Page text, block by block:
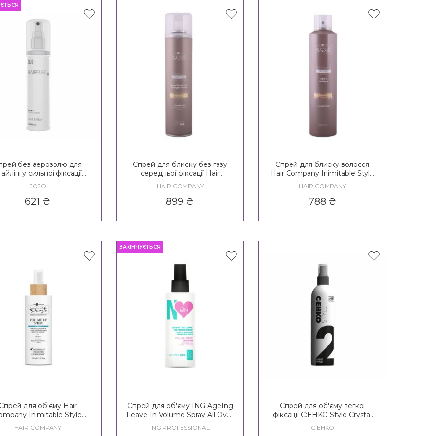
без аерозолю для
сильної фіксації
3*
JOJO
621 ₴
Спрей для блиску без газу
середньої фіксації Hair
Illuminating Medium Spray No
Gas 2*
HAIR COMPANY
899 ₴
Спрей для блиску волосся
Hair Company Inimitable Style
HAIR COMPANY
788 ₴
Спрей для об'єму Hair
Inimitable Style
Volume Up Spray
HAIR COMPANY
ЗАКІНЧУЄТЬСЯ
Спрей для об'єму ING AgeIng
Leave-In Volume Spray All Over
ING PROFESSIONAL
Спрей для об'єму легкої
фіксації C:EHKO Style Crystal
C:EHKO